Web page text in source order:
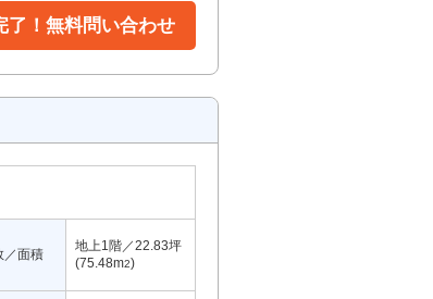
了！無料問い合わせ
／面積
地上1階／22.83坪
(75.48m2)